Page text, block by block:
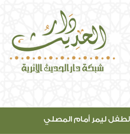
ليمر أمام المصلي